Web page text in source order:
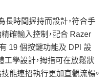
時間握持而設計，符合手
確輸入控制，配合 Razer
19 個按鍵功能及 DPI 設
工學設計，拇指可在放鬆狀
能連招執行更加直觀流暢。